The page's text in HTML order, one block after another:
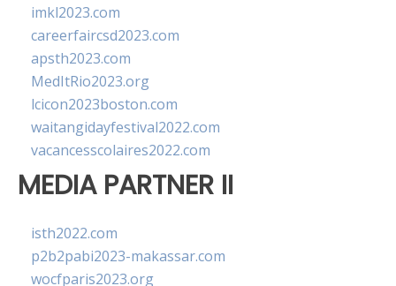
imkl2023.com
careerfaircsd2023.com
apsth2023.com
MedItRio2023.org
lcicon2023boston.com
waitangidayfestival2022.com
vacancesscolaires2022.com
MEDIA PARTNER II
isth2022.com
p2b2pabi2023-makassar.com
wocfparis2023.org